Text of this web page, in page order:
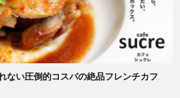
ない圧倒的コスパの絶品フレンチカフ